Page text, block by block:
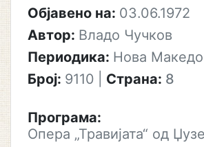
Објавено на: 03.06.1972
Автор: Владо Чучков
Периодика: Нова
Број: 9110 Страна: 8
Програма:
Опера „Травијата“ од